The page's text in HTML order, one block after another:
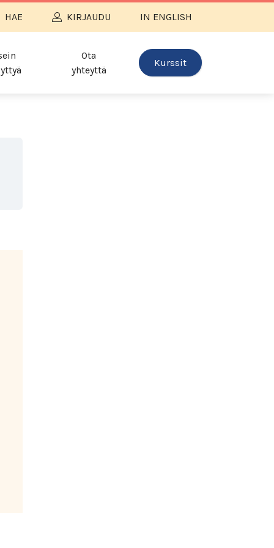
HAE KIRJAUDU IN ENGLISH
Ota
yhteyttä
Kurssit